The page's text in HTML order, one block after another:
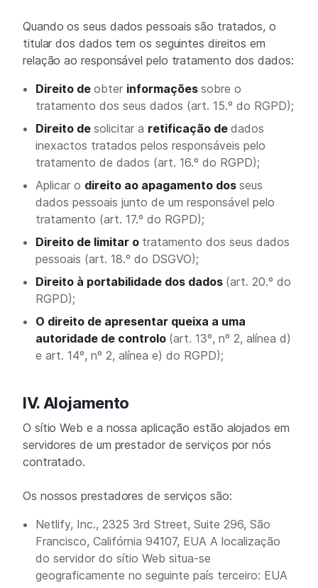
Quando os seus dados pessoais são tratados, o
titular dos dados tem os seguintes direitos em
relação ao responsável pelo tratamento dos dados:
Direito de obter informações sobre o
tratamento dos seus dados (art. 15.º do RGPD);
Direito de solicitar a retificação de dados
inexactos tratados pelos responsáveis pelo
tratamento de dados (art. 16.º do RGPD);
Aplicar o direito ao apagamento dos seus
dados pessoais junto de um responsável pelo
tratamento (art. 17.º do RGPD);
Direito de limitar o tratamento dos seus dados
pessoais (art. 18.º do DSGVO);
Direito à portabilidade dos dados (art. 20.º do
RGPD);
O direito de apresentar queixa a uma
autoridade de controlo (art. 13º, nº 2, alínea d)
e art. 14º, nº 2, alínea e) do RGPD);
IV. Alojamento
O sítio Web e a nossa aplicação estão alojados em
servidores de um prestador de serviços por nós
contratado.
Os nossos prestadores de serviços são:
Netlify, Inc., 2325 3rd Street, Suite 296, São
Francisco, Califórnia 94107, EUA A localização
do servidor do sítio Web situa-se
geograficamente no seguinte país terceiro: EUA